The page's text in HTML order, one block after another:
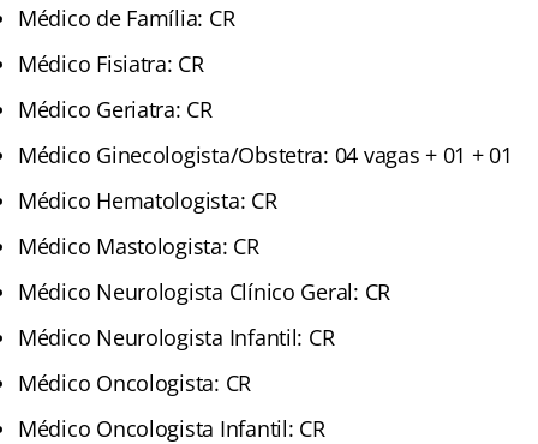
Médico de Família: CR
Médico Fisiatra: CR
Médico Geriatra: CR
Médico Ginecologista/Obstetra: 04 vagas + 01 + 01
Médico Hematologista: CR
Médico Mastologista: CR
Médico Neurologista Clínico Geral: CR
Médico Neurologista Infantil: CR
Médico Oncologista: CR
Médico Oncologista Infantil: CR